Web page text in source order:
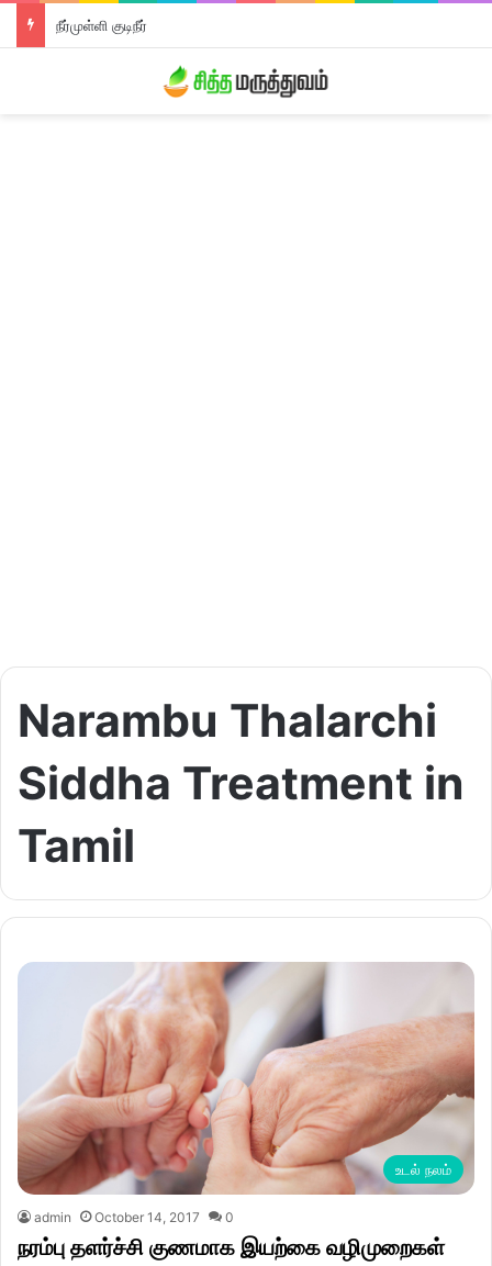
நீர்முள்ளி குடிநீர்
Narambu Thalarchi
Siddha Treatment in
Tamil
உடல் நலம்
admin October 14, 2017 0
நரம்பு தளர்ச்சி குணமாக இயற்கை வழிமுறைகள்